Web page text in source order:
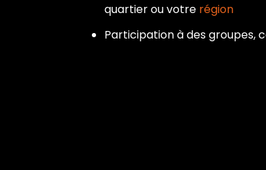
quartier ou votre région
Participation à des groupes,